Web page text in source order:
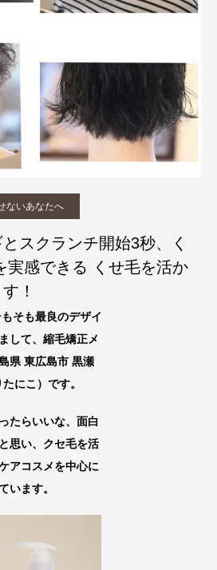
ないあなたへ
スクランチ開始3秒、く
実感できる くせ毛を活か
！
そも最良のデザイ
して、縮毛矯正メ
県 東広島市 黒瀬
たにこ）です。
たらいいな、 面白
思い、クセ毛を活
アコスメを中心に
います。